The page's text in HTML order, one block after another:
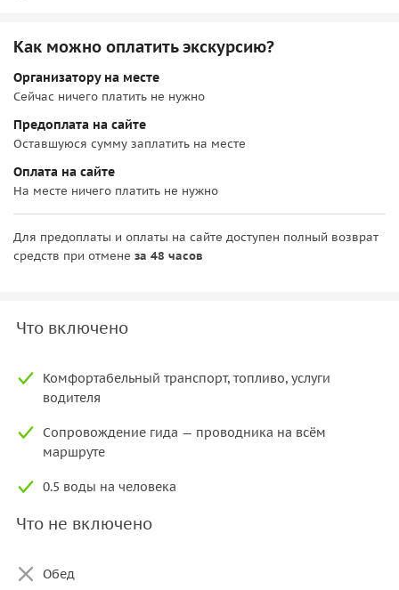
Как можно оплатить экскурсию?
Организатору на месте
Сейчас ничего платить не нужно
Предоплата на сайте
Оставшуюся сумму заплатить на месте
Оплата на сайте
На месте ничего платить не нужно
Для предоплаты и оплаты на сайте доступен полный возврат
средств при отмене за 48 часов
Что включено
Комфортабельный транспорт, топливо, услуги
водителя
Сопровождение гида — проводника на всём
маршруте
0.5 воды на человека
Что не включено
Обед